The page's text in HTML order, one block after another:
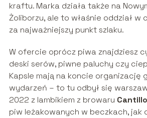
kraftu. Marka działa także na
Żoliborzu, ale to właśnie oddział w
za najważniejszy punkt szlaku.
W ofercie oprócz piwa znajdziesz
deski serów, piwne paluchy czy
Kapsle mają na koncie organizację
wydarzeń – to tu odbył się
2022 z lambikiem z browaru
piw leżakowanych w beczkach, jak